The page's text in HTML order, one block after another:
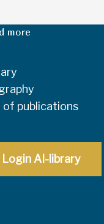
more
of publications
Login AI-library